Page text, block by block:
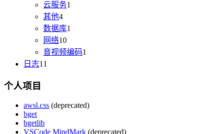
云服务1
其他4
数据库1
网络10
音视频编码1
日志11
个人项目
awsl.css (deprecated)
bget
bgetlib
VSCode MindMark (deprecated)